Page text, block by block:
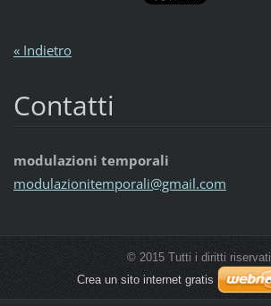
« Indietro
Contatti
modulazioni temporali
modulazionitemporali@gmail.com
© 2015 Tutti i diritti riservati.
Crea un sito internet gratis